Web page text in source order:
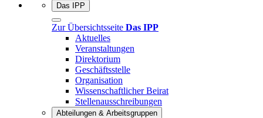
Das IPP
Zur Übersichtsseite Das IPP
Aktuelles
Veranstaltungen
Direktorium
Geschäftsstelle
Organisation
Wissenschaftlicher Beirat
Stellenausschreibungen
Abteilungen & Arbeitsgruppen